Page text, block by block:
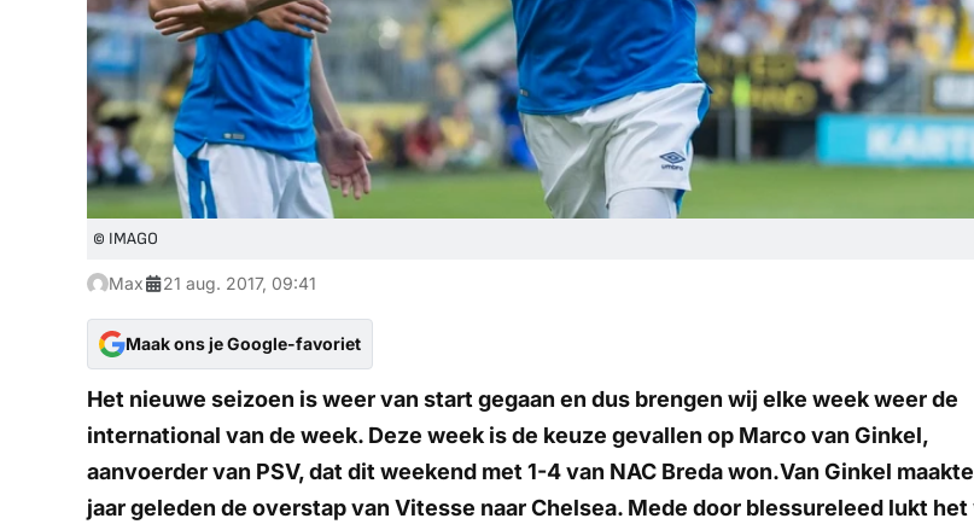
© IMAGO
Max 21 aug. 2017, 09:41
Maak ons je Google-favoriet
Het nieuwe seizoen is weer van start gegaan en dus brengen wij elke week weer de
international van de week. Deze week is de keuze gevallen op Marco van Ginkel,
aanvoerder van PSV, dat dit weekend met 1-4 van NAC Breda won.Van Ginkel
jaar geleden de overstap van Vitesse naar Chelsea. Mede door blessureleed lukt het